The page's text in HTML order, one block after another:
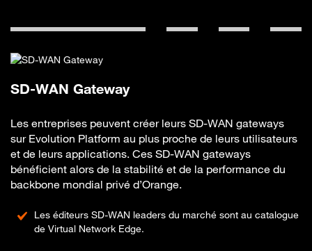
SD-WAN Gateway
Les entreprises peuvent créer leurs SD-WAN gateways
sur Evolution Platform au plus proche de leurs utilisateurs
et de leurs applications. Ces SD-WAN gateways
bénéficient alors de la stabilité et de la performance du
backbone mondial privé d’Orange.
Les éditeurs SD-WAN leaders du marché sont au catalogue
de Virtual Network Edge.